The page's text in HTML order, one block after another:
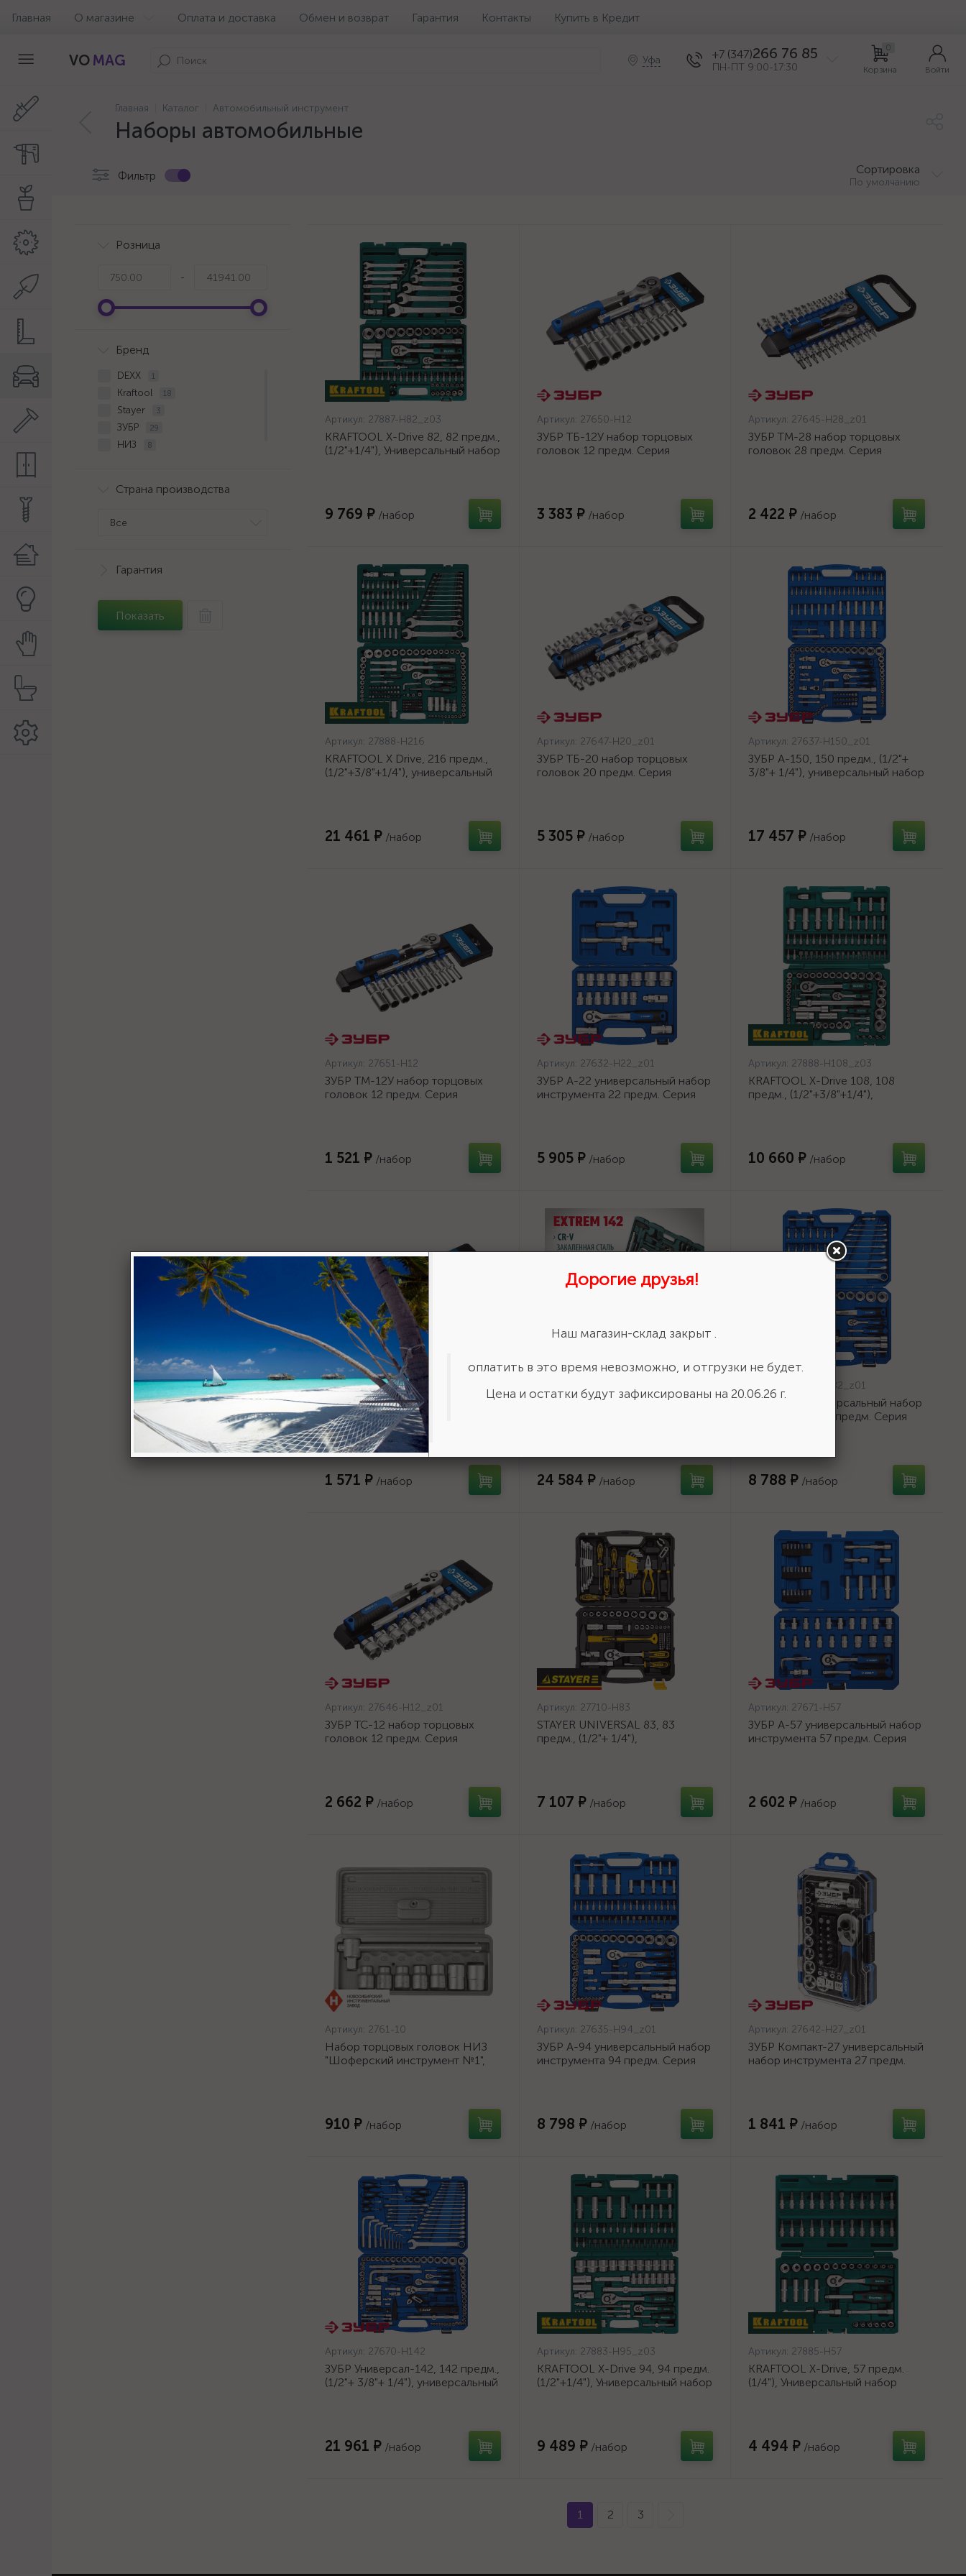
Главная О магазине Оплата и доставка Обмен и возврат Гарантия Контакты Купить в Кредит
VO MAG Уфа +7 (347)266 76 85
ПН-ПТ 9:00-17:30
0
Корзина Войти
Главная Каталог Автомобильный инструмент
Наборы автомобильные
Фильтр Сортировка
По умолчанию
Розница
-
Бренд
DEXX 1
Kraftool 18
Stayer 3
ЗУБР 29
НИЗ 8
Страна производства
Все
Гарантия
Показать
Артикул: 27887-H82_z03
KRAFTOOL X-Drive 82, 82 предм.,
(1/2"+1/4"), Универсальный набор
9 769 ₽ /набор
Артикул: 27650-H12
ЗУБР ТБ-12У набор торцовых
головок 12 предм. Серия
3 383 ₽ /набор
Артикул: 27645-H28_z01
ЗУБР ТМ-28 набор торцовых
головок 28 предм. Серия
2 422 ₽ /набор
Артикул: 27888-H216
KRAFTOOL X Drive, 216 предм.,
(1/2"+3/8"+1/4"), универсальный
21 461 ₽ /набор
Артикул: 27647-H20_z01
ЗУБР ТБ-20 набор торцовых
головок 20 предм. Серия
5 305 ₽ /набор
Артикул: 27637-H150_z01
ЗУБР А-150, 150 предм., (1/2"+
3/8"+ 1/4"), универсальный набор
17 457 ₽ /набор
Артикул: 27651-H12
ЗУБР ТМ-12У набор торцовых
головок 12 предм. Серия
1 521 ₽ /набор
Артикул: 27632-H22_z01
ЗУБР А-22 универсальный набор
инструмента 22 предм. Серия
5 905 ₽ /набор
Артикул: 27888-H108_z03
KRAFTOOL X-Drive 108, 108
предм., (1/2"+3/8"+1/4"),
10 660 ₽ /набор
Артикул:27645-H12_z01
ЗУБР ТМ-12 набор торцовых
головок 12 предм. Серия
Профессионал. {27645-
H12_z01}
1 571 ₽ /набор
KRAFTOOL EXTREM-142, 142
24 584 ₽ /набор
27635-H82_z01
ЗУБР А-82 универсальный набор
инструмента 82 предм. Серия
8 788 ₽ /набор
Артикул: 27646-H12_z01
ЗУБР ТС-12 набор торцовых
головок 12 предм. Серия
2 662 ₽ /набор
Артикул: 27710-H83
STAYER UNIVERSAL 83, 83
предм., (1/2"+ 1/4"),
7 107 ₽ /набор
Артикул: 27671-H57
ЗУБР А-57 универсальный набор
инструмента 57 предм. Серия
2 602 ₽ /набор
Артикул: 2761-10
Набор торцовых головок НИЗ
"Шоферский инструмент №1",
910 ₽ /набор
Артикул: 27635-H94_z01
ЗУБР А-94 универсальный набор
инструмента 94 предм. Серия
8 798 ₽ /набор
Артикул: 27642-H27_z01
ЗУБР Компакт-27 универсальный
набор инструмента 27 предм.
1 841 ₽ /набор
Артикул: 27670-H142
ЗУБР Универсал-142, 142 предм.,
(1/2"+ 3/8"+ 1/4"), универсальный
21 961 ₽ /набор
Артикул: 27883-H95_z03
KRAFTOOL X-Drive 94, 94 предм.
(1/2"+1/4"), Универсальный набор
9 489 ₽ /набор
Артикул: 27885-H57
KRAFTOOL X-Drive, 57 предм.
(1/4"), Универсальный набор
4 494 ₽ /набор
1 2 3
Дорогие друзья!
Наш магазин-склад закрыт .
оплатить в это время невозможно, и отгрузки не будет.
Цена и остатки будут зафиксированы на 20.06.26 г.